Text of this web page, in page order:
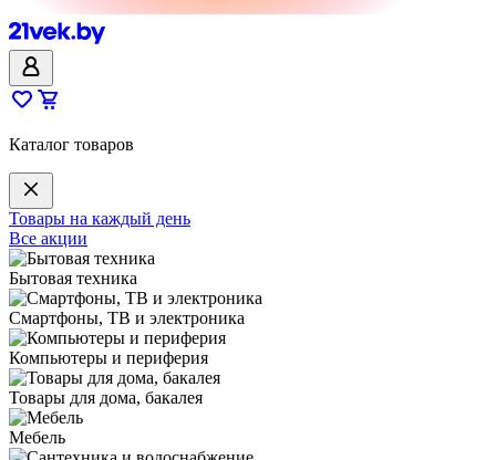
Каталог товаров
Товары на каждый день
Все акции
Бытовая техника
Смартфоны, ТВ и электроника
Компьютеры и периферия
Товары для дома, бакалея
Мебель